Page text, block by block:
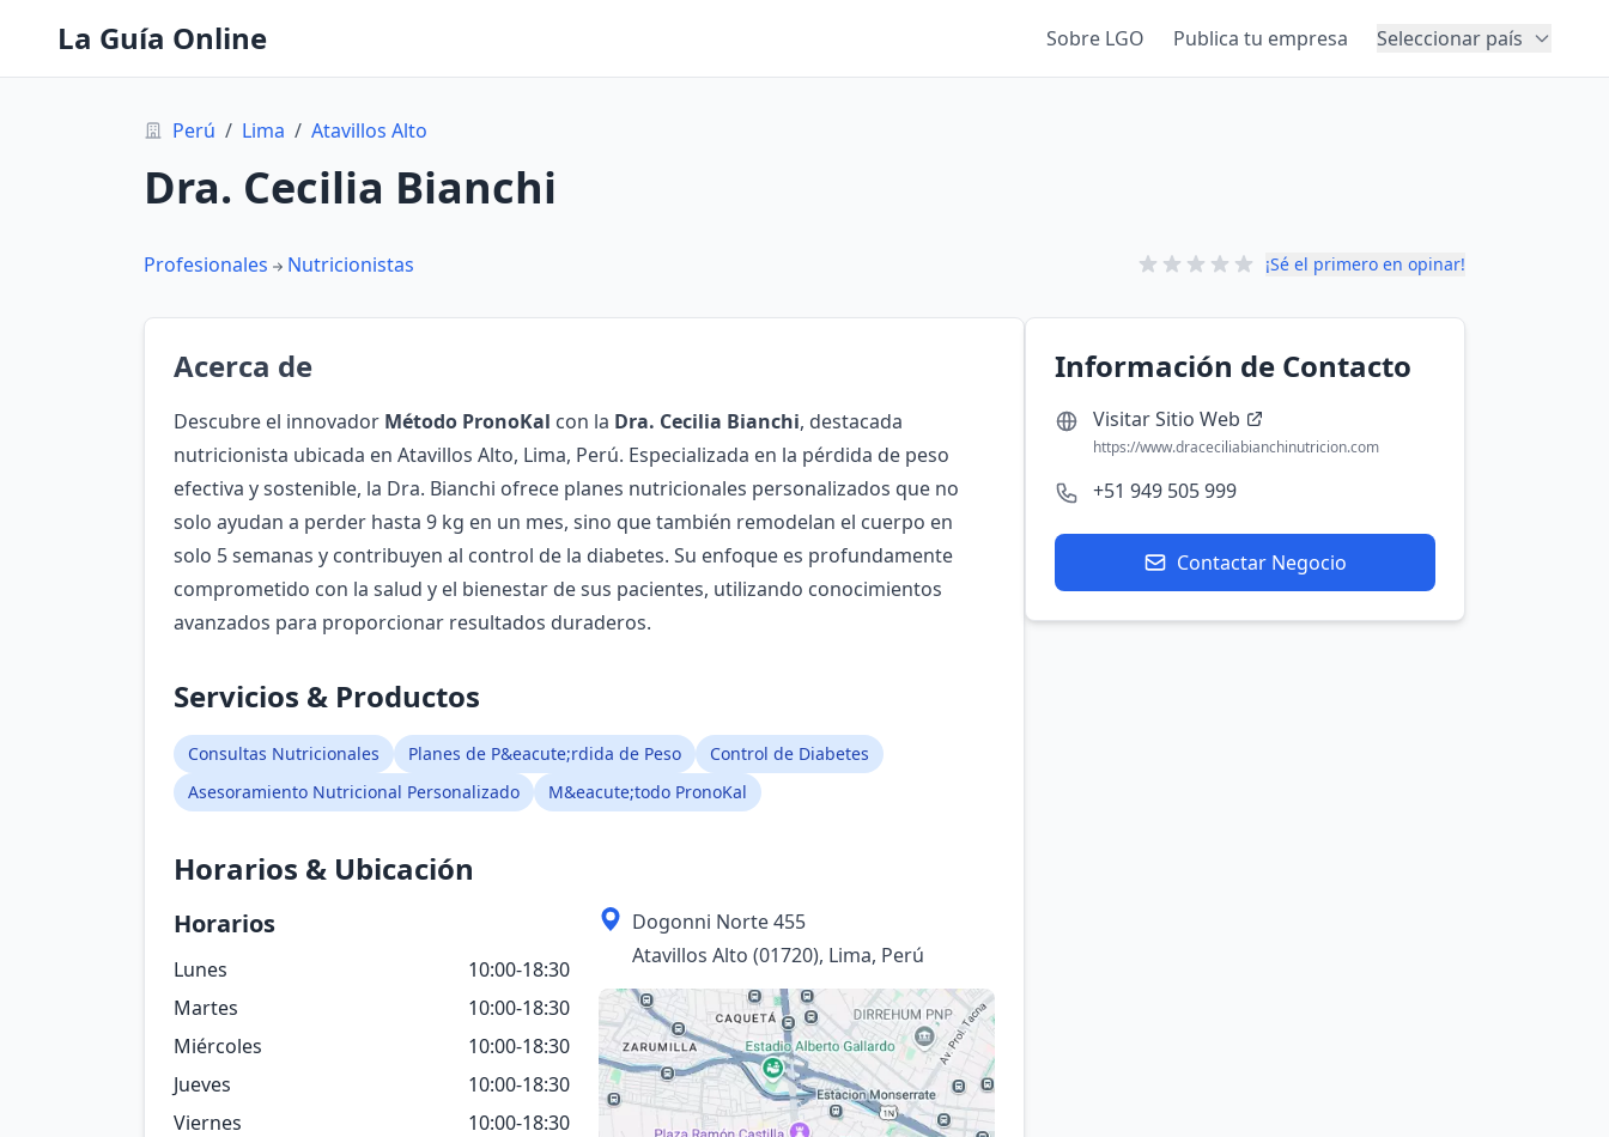
La Guía Online Sobre LGO Publica tu empresa Seleccionar país
Perú / Lima / Atavillos Alto
Dra. Cecilia Bianchi
Profesionales Nutricionistas ¡Sé el primero en opinar!
Acerca de
Descubre el innovador Método PronoKal con la Dra. Cecilia Bianchi, destacada
nutricionista ubicada en Atavillos Alto, Lima, Perú. Especializada en la pérdida de peso
efectiva y sostenible, la Dra. Bianchi ofrece planes nutricionales personalizados que no
solo ayudan a perder hasta 9 kg en un mes, sino que también remodelan el cuerpo en
solo 5 semanas y contribuyen al control de la diabetes. Su enfoque es profundamente
comprometido con la salud y el bienestar de sus pacientes, utilizando conocimientos
avanzados para proporcionar resultados duraderos.
Servicios & Productos
Consultas Nutricionales Planes de P&eacute;rdida de Peso
Control de Diabetes
Asesoramiento Nutricional Personalizado
M&eacute;todo PronoKal
Horarios & Ubicación
Horarios
Lunes
10:00-18:30
Martes
10:00-18:30
Miércoles
10:00-18:30
Jueves
10:00-18:30
Viernes
10:00-18:30
Dogonni Norte 455
Atavillos Alto (01720), Lima, Perú
Información de Contacto
Visitar Sitio Web
https://www.draceciliabianchinutricion.com
+51 949 505 999
Contactar Negocio